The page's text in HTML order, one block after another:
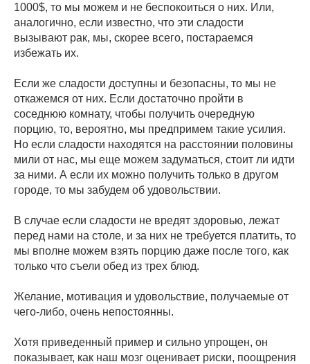
1000$, то мы можем и не беспокоиться о них. Или,
аналогично, если известно, что эти сладости
вызывают рак, мы, скорее всего, постараемся
избежать их.
Если же сладости доступны и безопасны, то мы не
откажемся от них. Если достаточно пройти в
соседнюю комнату, чтобы получить очередную
порцию, то, вероятно, мы предпримем такие усилия.
Но если сладости находятся на расстоянии половины
мили от нас, мы еще можем задуматься, стоит ли идти
за ними. А если их можно получить только в другом
городе, то мы забудем об удовольствии.
В случае если сладости не вредят здоровью, лежат
перед нами на столе, и за них не требуется платить, то
мы вполне можем взять порцию даже после того, как
только что съели обед из трех блюд.
Желание, мотивация и удовольствие, получаемые от
чего-либо, очень непостоянны.
Хотя приведенный пример и сильно упрощен, он
показывает, как наш мозг оценивает риски, поощрения